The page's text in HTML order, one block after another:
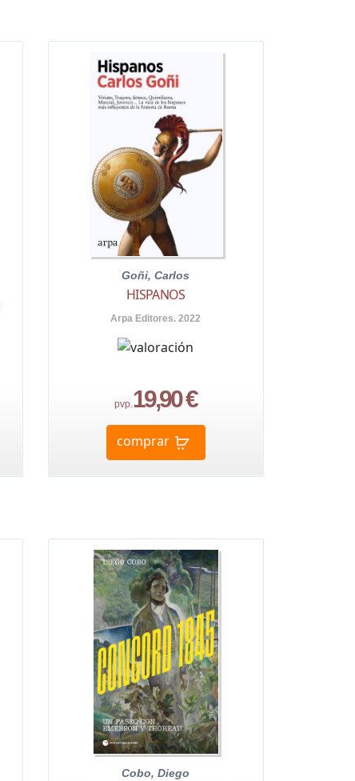
Goñi, Carlos
HISPANOS
Arpa Editores. 2022
pvp.19,90 €
comprar
Cobo, Diego